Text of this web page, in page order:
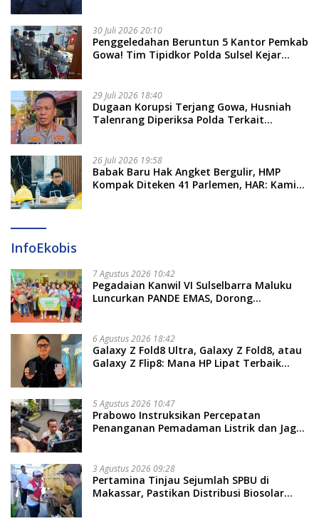
30 Juli 2026 20:10
Penggeledahan Beruntun 5 Kantor Pemkab
Gowa! Tim Tipidkor Polda Sulsel Kejar
29 Juli 2026 18:40
Dugaan Korupsi Terjang Gowa, Husniah
Talenrang Diperiksa Polda Terkait
26 Juli 2026 19:58
​Babak Baru Hak Angket Bergulir, HMP
Kompak Diteken 41 Parlemen, HAR: Kami
InfoEkobis
7 Agustus 2026 10:42
Pegadaian Kanwil VI Sulselbarra Maluku
Luncurkan PANDE EMAS, Dorong
6 Agustus 2026 18:42
Galaxy Z Fold8 Ultra, Galaxy Z Fold8, atau
Galaxy Z Flip8: Mana HP Lipat Terbaik
5 Agustus 2026 10:47
Prabowo Instruksikan Percepatan
Penanganan Pemadaman Listrik dan Jaga
3 Agustus 2026 09:28
Pertamina Tinjau Sejumlah SPBU di
Makassar, Pastikan Distribusi Biosolar